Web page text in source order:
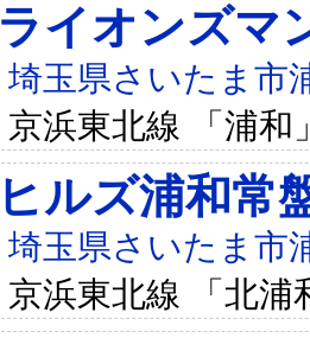
ライオンズマ
埼玉県さいたま市
京浜東北線 「浦和
ヒルズ浦和常
埼玉県さいたま市
京浜東北線 「北浦